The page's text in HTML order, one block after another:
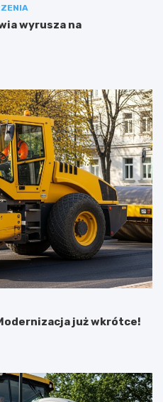
wyrusza na
już wkrótce!